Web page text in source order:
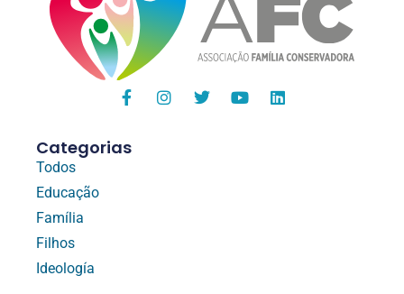
Categorias
Todos
Educação
Família
Filhos
Ideología